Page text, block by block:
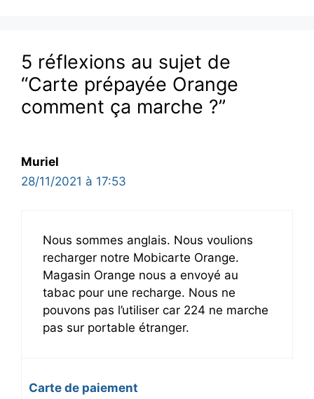
5 réflexions au sujet de
“Carte prépayée Orange
comment ça marche ?”
Muriel
28/11/2021 à 17:53
Nous sommes anglais. Nous voulions
recharger notre Mobicarte Orange.
Magasin Orange nous a envoyé au
tabac pour une recharge. Nous ne
pouvons pas l’utiliser car 224 ne marche
pas sur portable étranger.
Carte de paiement